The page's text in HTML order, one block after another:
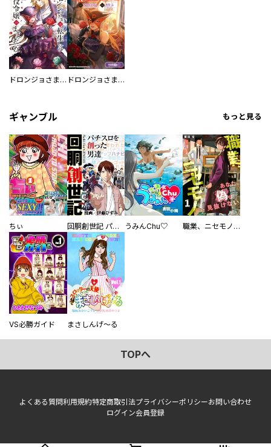
ドロンジョさまは転生しても悪役令嬢のままだった ドロンジョさまは転生しても悪役令嬢のままだった【分冊版】
ギャンブル もっと見る
ちぃ 回胴創世記 パチスロを創った男達 うみんChu♡ 職業、ニセモノ～あなたに偽は見抜けない【電子単行本版】
VS必勝ガイド まさしんげ～る
TOPへ
よくある質問利用規約特定商取引法プライバシーポリシーお問い合わせ
ログイン会員登録